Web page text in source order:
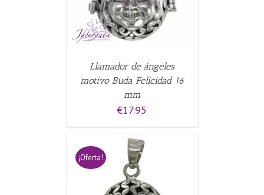
Llamador de ángeles
motivo Buda Felicidad 16
mm
€17.95
¡Oferta!